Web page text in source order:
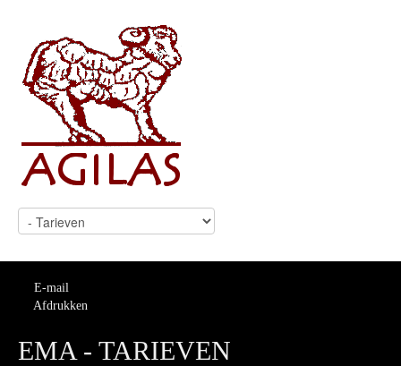
E-mail
Afdrukken
EMA - TARIEVEN